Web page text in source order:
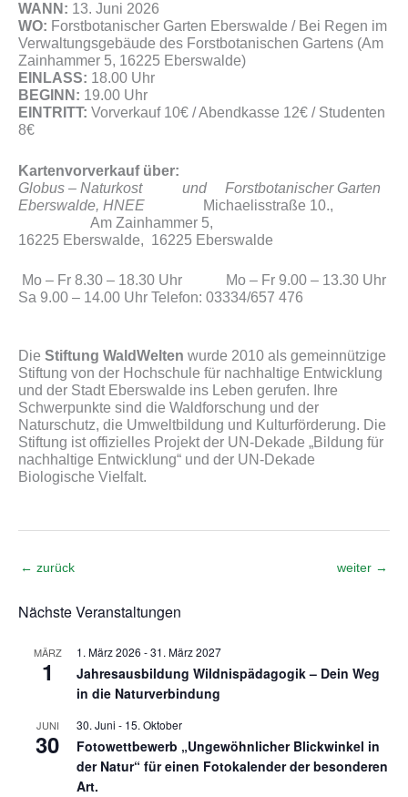
WANN: 13. Juni 2026
WO: Forstbotanischer Garten Eberswalde / Bei Regen im
Verwaltungsgebäude des Forstbotanischen Gartens (Am
Zainhammer 5, 16225 Eberswalde)
EINLASS: 18.00 Uhr
BEGINN: 19.00 Uhr
EINTRITT: Vorverkauf 10€ / Abendkasse 12€ / Studenten
8€
Kartenvorverkauf über:
Globus – Naturkost und Forstbotanischer Garten
Eberswalde, HNEE Michaelisstraße 10.,
Am Zainhammer 5,
16225 Eberswalde, 16225 Eberswalde
Mo – Fr 8.30 – 18.30 Uhr Mo – Fr 9.00 – 13.30 Uhr
Sa 9.00 – 14.00 Uhr Telefon: 03334/657 476
Die Stiftung WaldWelten wurde 2010 als gemeinnützige
Stiftung von der Hochschule für nachhaltige Entwicklung
und der Stadt Eberswalde ins Leben gerufen. Ihre
Schwerpunkte sind die Waldforschung und der
Naturschutz, die Umweltbildung und Kulturförderung. Die
Stiftung ist offizielles Projekt der UN-Dekade „Bildung für
nachhaltige Entwicklung“ und der UN-Dekade
Biologische Vielfalt.
← zurück weiter →
Nächste Veranstaltungen
MÄRZ
1
1. März 2026 -31. März 2027
Jahresausbildung Wildnispädagogik – Dein Weg
in die Naturverbindung
JUNI
30
30. Juni - 15. Oktober
Fotowettbewerb „Ungewöhnlicher Blickwinkel in
der Natur“ für einen Fotokalender der besonderen
Art.